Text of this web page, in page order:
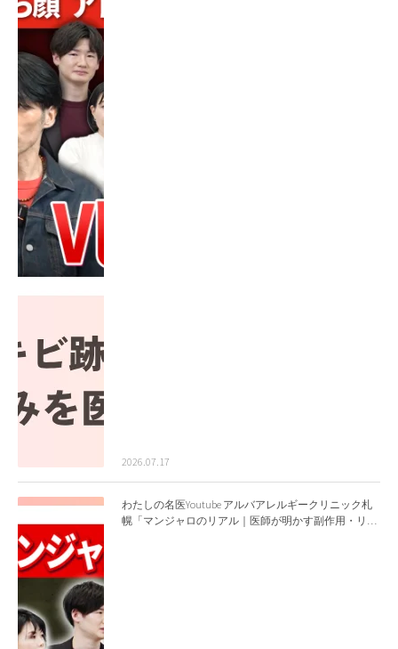
2026.07.17
わたしの名医Youtube アルバアレルギークリニック札
幌「マンジャロのリアル｜医師が明かす副作用・リバ